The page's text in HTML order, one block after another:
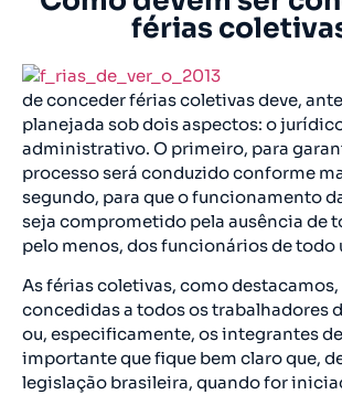
férias
de conceder férias coletivas deve,
planejada sob dois aspectos: o
administrativo. O primeiro, para
processo será conduzido conforme
segundo, para que o funcionamento
seja comprometido pela ausência de
pelo menos, dos funcionários de todo
As férias coletivas, como
concedidas a todos os trabalhadores
ou, especificamente, os integrantes de
importante que fique bem claro que,
legislação brasileira, quando for